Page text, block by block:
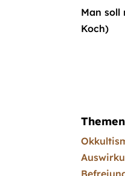
Man soll
Koch)
Themen